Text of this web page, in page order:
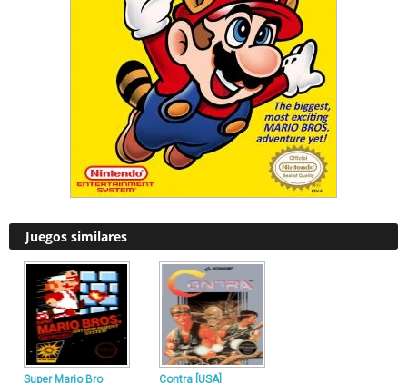
Juegos similares
Super Mario Bro Contra [USA]